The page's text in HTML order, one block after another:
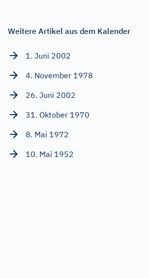
Weitere Artikel aus dem Kalender
1. Juni 2002
4. November 1978
26. Juni 2002
31. Oktober 1970
8. Mai 1972
10. Mai 1952